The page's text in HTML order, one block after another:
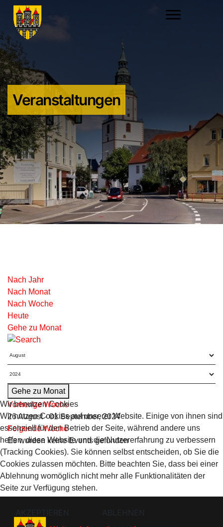
Veranstaltungen
Nach Jahr
Nach Monat
Nach Woche
Heute
Gehe zu Monat
Gehe zu Monat
Vorherige Woche
26 August - 01 September, 2024
Folgende Woche
Es wurden keine Events gefunden
Wir benutzen Cookies
Wir nutzen Cookies auf unserer Website. Einige von ihnen sind
essenziell für den Betrieb der Seite, während andere uns
helfen, diese Website und die Nutzererfahrung zu verbessern
(Tracking Cookies). Sie können selbst entscheiden, ob Sie die
Cookies zulassen möchten. Bitte beachten Sie, dass bei einer
Ablehnung womöglich nicht mehr alle Funktionalitäten der
Seite zur Verfügung stehen.